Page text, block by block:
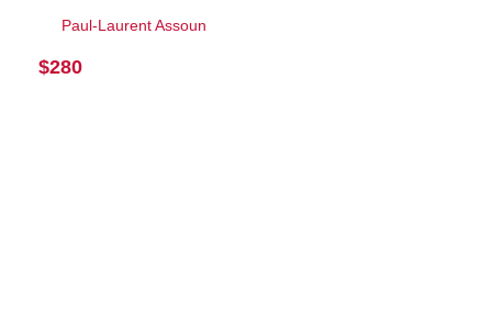
Paul-Laurent Assoun
$280